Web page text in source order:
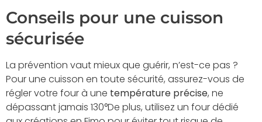
Conseils pour une cuisson
sécurisée
La prévention vaut mieux que guérir, n’est-ce pas ?
Pour une cuisson en toute sécurité, assurez-vous de
régler votre four à une température précise, ne
dépassant jamais 130°De plus, utilisez un four dédié